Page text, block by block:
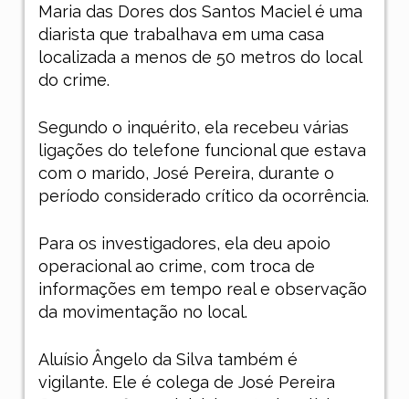
Maria das Dores dos Santos Maciel é uma
diarista que trabalhava em uma casa
localizada a menos de 50 metros do local
do crime.
Segundo o inquérito, ela recebeu várias
ligações do telefone funcional que estava
com o marido, José Pereira, durante o
período considerado crítico da ocorrência.
Para os investigadores, ela deu apoio
operacional ao crime, com troca de
informações em tempo real e observação
da movimentação no local.
Aluísio Ângelo da Silva também é
vigilante. Ele é colega de José Pereira